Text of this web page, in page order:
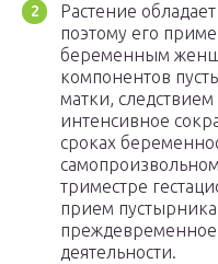
Растение
поэтому его
беременным
компонентов
матки, следствием
интенсивное
сроках
триместре
прием
деятельности.